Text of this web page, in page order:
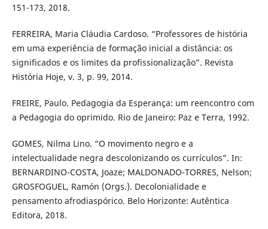
151-173, 2018.
FERREIRA, Maria Cláudia Cardoso. “Professores de história
em uma experiência de formação inicial a distância: os
significados e os limites da profissionalização”. Revista
História Hoje, v. 3, p. 99, 2014.
FREIRE, Paulo. Pedagogia da Esperança: um reencontro com
a Pedagogia do oprimido. Rio de Janeiro: Paz e Terra, 1992.
GOMES, Nilma Lino. “O movimento negro e a
intelectualidade negra descolonizando os currículos”. In:
BERNARDINO-COSTA, Joaze; MALDONADO-TORRES, Nelson;
GROSFOGUEL, Ramón (Orgs.). Decolonialidade e
pensamento afrodiaspórico. Belo Horizonte: Autêntica
Editora, 2018.